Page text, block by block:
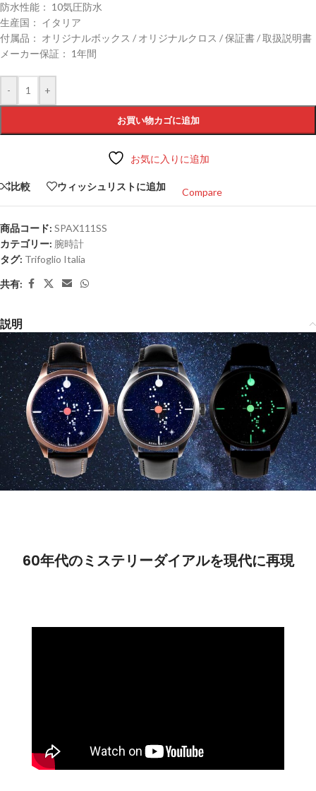
防水性能： 10気圧防水
生産国： イタリア
付属品： オリジナルボックス / オリジナルクロス / 保証書 / 取扱説明書
メーカー保証： 1年間
- +
お買い物カゴに追加
お気に入りに追加
比較 ウィッシュリストに追加
Compare
商品コード: SPAX111SS
カテゴリー: 腕時計
タグ: Trifoglio Italia
共有:
説明
60年代のミステリーダイアルを現代に再現